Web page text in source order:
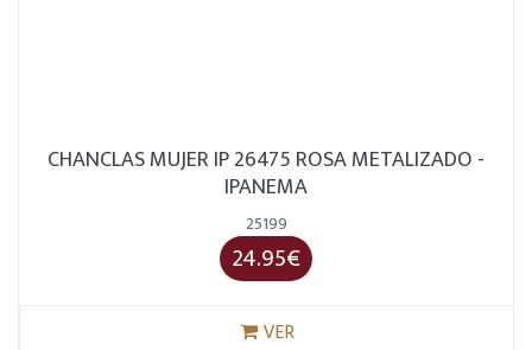
CHANCLAS MUJER IP 26475 ROSA METALIZADO -
IPANEMA
25199
24.95€
VER